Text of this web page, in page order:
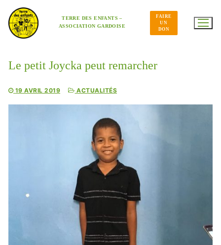
contenu
TERRE DES ENFANTS –
ASSOCIATION GARDOISE
FAIRE
UN
DON
Le petit Joycka peut remarcher
19 AVRIL 2019 ACTUALITÉS